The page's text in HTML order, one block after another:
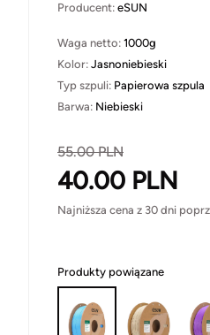
Producent: eSUN
Waga netto: 1000g
Kolor: Jasnoniebieski
Typ szpuli: Papierowa szpula
Barwa: Niebieski
55.00PLN
40.00 PLN
Najniższa cena z 30 dni
Produkty powiązane